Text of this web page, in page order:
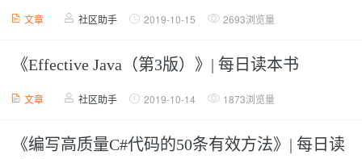
文章 社区助手 2019-10-15 2693浏览量
《Effective Java（第3版）》| 每日读本书
文章 社区助手 2019-10-14 1873浏览量
《编写高质量C#代码的50条有效方法》| 每日读